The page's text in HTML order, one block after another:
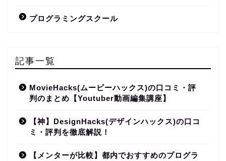
プログラミングスクール
記事一覧
MovieHacks(ムービーハックス)の口コミ・評
判のまとめ【Youtuber動画編集講座】
【神】DesignHacks(デザインハックス)の口コ
ミ・評判を徹底解説！
【メンターが比較】都内でおすすめのプログラ